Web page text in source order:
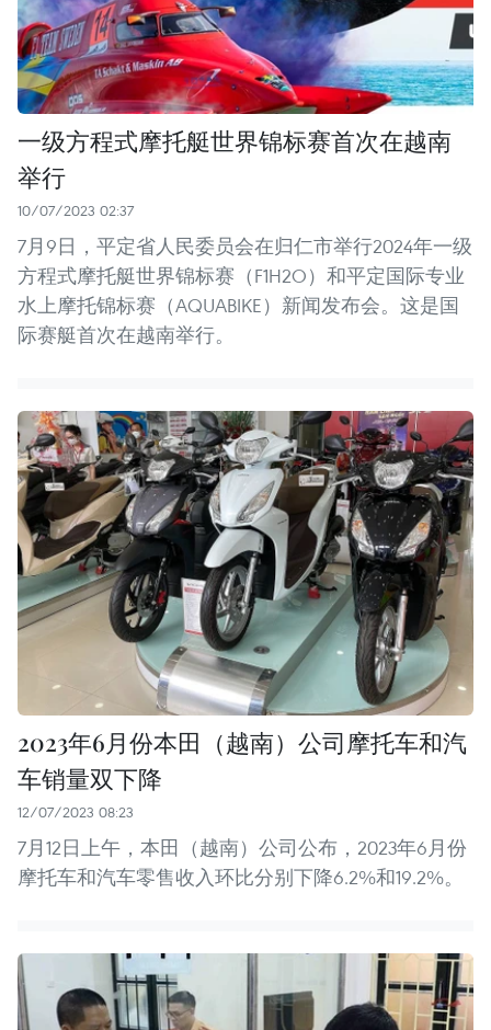
一级方程式摩托艇世界锦标赛首次在越南
举行
10/07/2023 02:37
7月9日，平定省人民委员会在归仁市举行2024年一级
方程式摩托艇世界锦标赛（F1H2O）和平定国际专业
水上摩托锦标赛（AQUABIKE）新闻发布会。这是国
际赛艇首次在越南举行。
2023年6月份本田（越南）公司摩托车和汽
车销量双下降
12/07/2023 08:23
7月12日上午，本田（越南）公司公布，2023年6月份
摩托车和汽车零售收入环比分别下降6.2%和19.2%。